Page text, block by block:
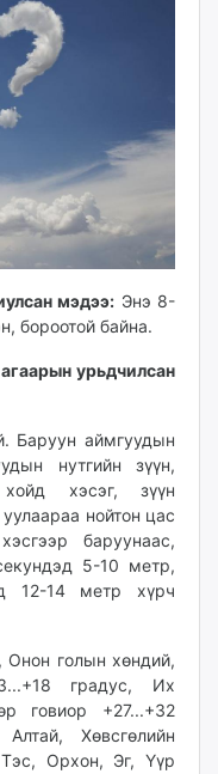
мэдээ: Энэ 8-
бороотой байна.
урьдчилсан
Баруун аймгуудын
нутгийн зүүн,
хэсэг, зүүн
нойтон цас
баруунаас,
5-10 метр,
12-14 метр хүрч
Онон голын хөндий,
градус, Их
говиор +27...+32
Хөвсгөлийн
Орхон, Эг, Үүр